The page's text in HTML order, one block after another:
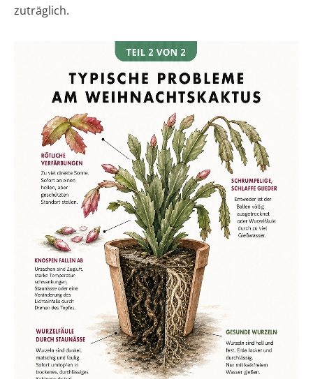
zuträglich.